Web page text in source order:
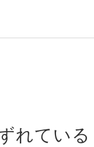
れている